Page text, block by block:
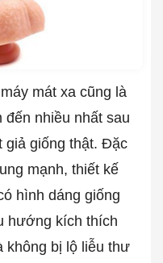
mát xa cũng là
nhiều nhất sau
giả giống thật. Đặc
mạnh, thiết kế
hình dáng giống
hướng kích thích
không bị lộ liễu thư